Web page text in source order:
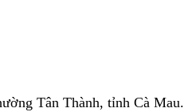
Tân Thành, tỉnh Cà Mau.